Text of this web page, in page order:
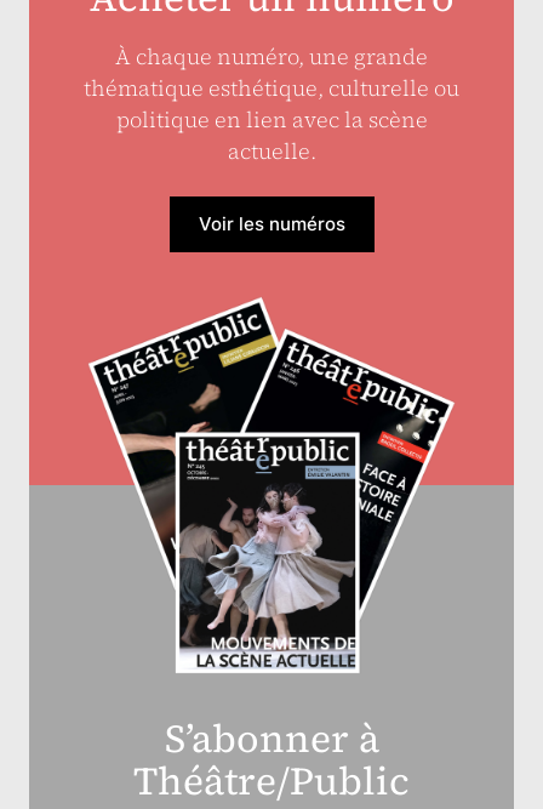
À chaque numéro, une grande
thématique esthétique, culturelle ou
politique en lien avec la scène
actuelle.
Voir les numéros
S’abonner à
Théâtre/Public